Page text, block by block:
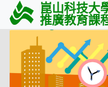
崑山科技大
推廣教育課